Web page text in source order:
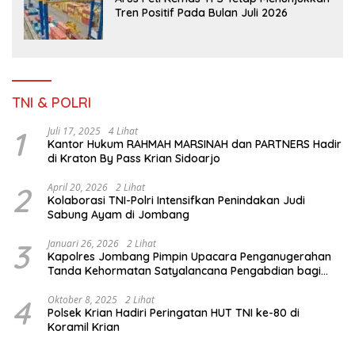
Tren Positif Pada Bulan Juli 2026
TNI & POLRI
1 Juli 17, 2025 4 Lihat
Kantor Hukum RAHMAH MARSINAH dan PARTNERS Hadir
di Kraton By Pass Krian Sidoarjo
2 April 20, 2026 2 Lihat
Kolaborasi TNI-Polri Intensifkan Penindakan Judi
Sabung Ayam di Jombang
3 Januari 26, 2026 2 Lihat
Kapolres Jombang Pimpin Upacara Penganugerahan
Tanda Kehormatan Satyalancana Pengabdian bagi
4 Oktober 8, 2025 2 Lihat
Polsek Krian Hadiri Peringatan HUT TNI ke-80 di
Koramil Krian